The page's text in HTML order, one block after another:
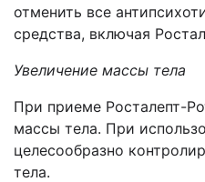
отменить все
средства, включая
Увеличение массы тела
При приеме Росталепт-
массы тела. При
целесообразно
тела.